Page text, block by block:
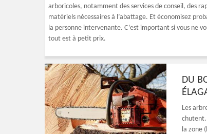
arboricoles, notamment des services de conseil, des
matériels nécessaires à l’abattage. Et économisez
la personne intervenante. C’est important si vous ne
tout est à petit prix.
DU
Les
chutent.
la zone